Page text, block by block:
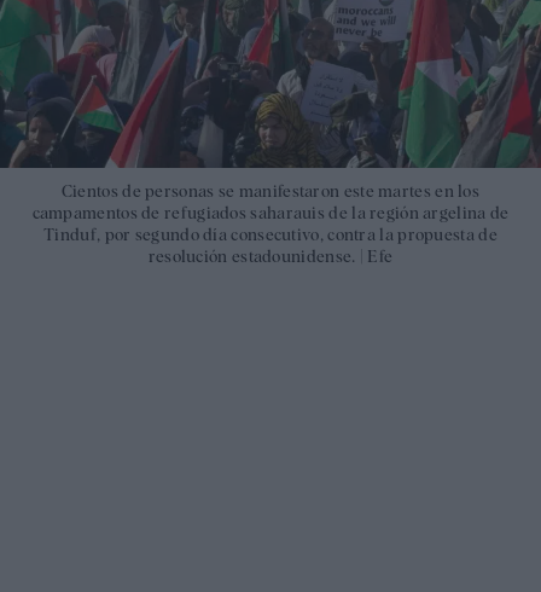
Cientos de personas se manifestaron este martes en los
campamentos de refugiados saharauis de la región argelina de
Tinduf, por segundo día consecutivo, contra la propuesta de
resolución estadounidense. | Efe